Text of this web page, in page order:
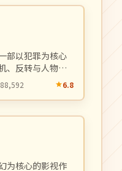
部以犯罪为核心
、反转与人物成
，值得推荐观
88,592 6.8
为核心的影视作